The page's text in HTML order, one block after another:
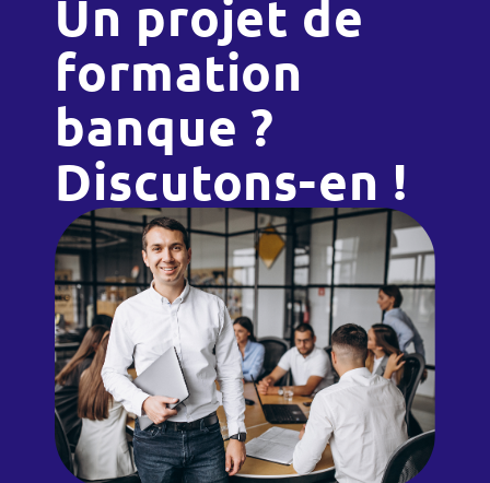
Un projet de
formation
banque ?
Discutons-en !